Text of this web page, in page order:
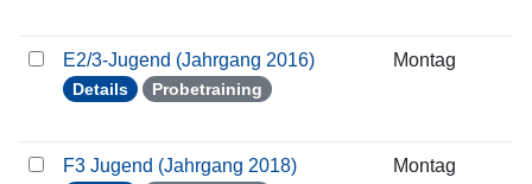
E2/3-Jugend (Jahrgang 2016)
Details Probetraining
Montag
F3 Jugend (Jahrgang 2018) Montag